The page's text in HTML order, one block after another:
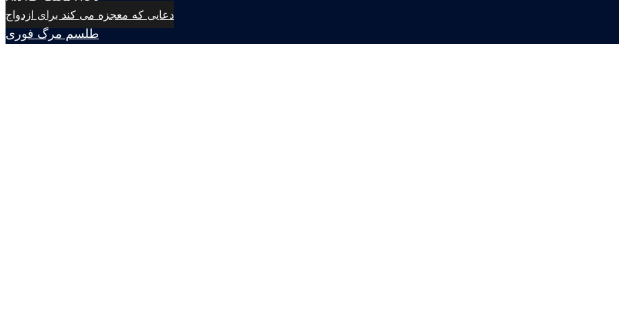
دعایی که معجزه می کند برای ازدواج
طلسم مرگ فوری